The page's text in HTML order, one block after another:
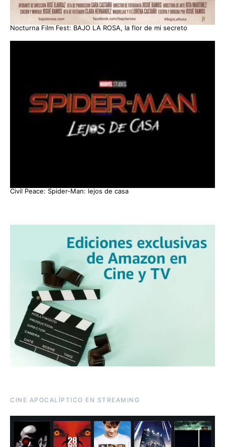
Nocturna Film Fest: BAJO LA ROSA, la flor de mi secreto
Civil Peace: Spider-Man: lejos de casa
CINE APOCALÍPTICO EN STREAMING